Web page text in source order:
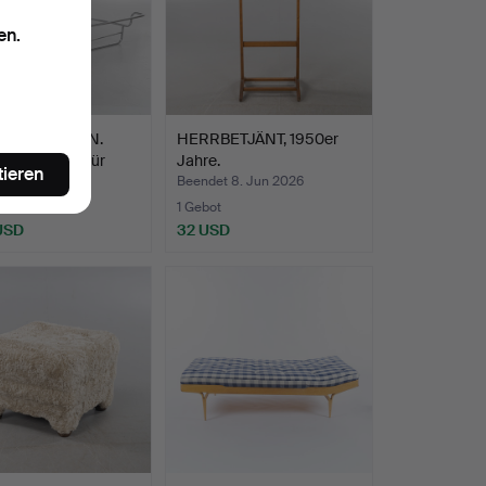
MATHSSON.
"Ulla", für
8. Jun 2026
HERRBETJÄNT, 1950er
Jahre.
Beendet 8. Jun 2026
1 Gebot
32 USD